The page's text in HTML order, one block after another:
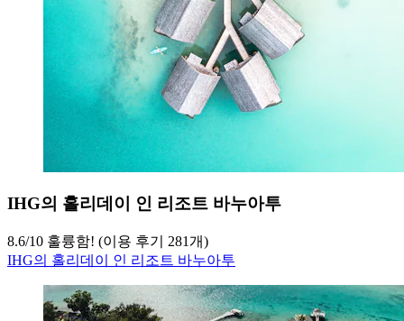
IHG의 홀리데이 인 리조트 바누아투
8.6/10 훌륭함! (이용 후기 281개)
IHG의 홀리데이 인 리조트 바누아투